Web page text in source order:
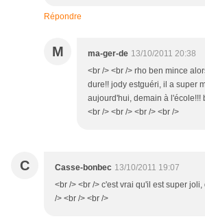
Répondre
M ma-ger-de 13/10/2011 20:38
<br /> <br /> rho ben mince
dure!! jody estguéri, il a super
aujourd'hui, demain à l'école!!!
<br /> <br /> <br /> <br />
C Casse-bonbec 13/10/2011 19:07
<br /> <br /> c'est vrai qu'il est super
/> <br /> <br />